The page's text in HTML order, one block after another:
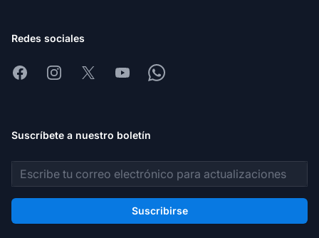
Redes sociales
FacebookInstagram
X YoutubeWhatsapp
Suscríbete a nuestro boletín
Dirección de correo electrónico
Suscribirse